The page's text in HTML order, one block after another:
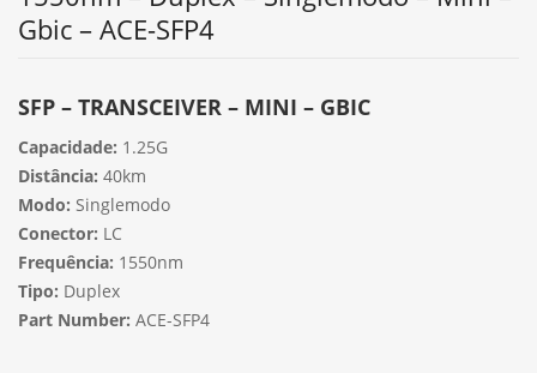
Gbic – ACE-SFP4
SFP – TRANSCEIVER – MINI – GBIC
Capacidade: 1.25G
Distância: 40km
Modo: Singlemodo
Conector: LC
Frequência: 1550nm
Tipo: Duplex
Part Number: ACE-SFP4